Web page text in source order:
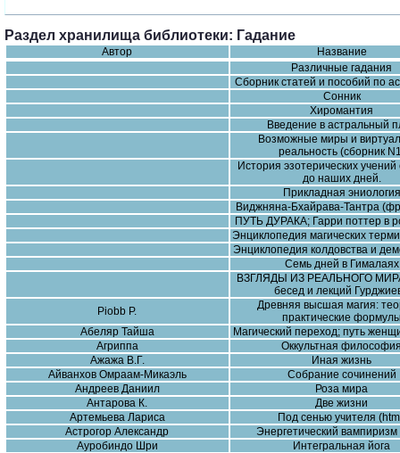
Раздел хранилища библиотеки: Гадание
Автор
Название
Различные гадания
Сборник статей и пособий по
Сонник
Хиромантия
Введение в астральный
Возможные миры и
реальность (сборник
История эзотерических
до наших дней.
Прикладная эниология
Виджняна-Бхайрава-Тантра
ПУТЬ ДУРАКА; Гарри поттер в
Энциклопедия магических
Энциклопедия колдовства и
Семь дней в Гималаях
ВЗГЛЯДЫ ИЗ РЕАЛЬНОГО
бесед и лекций
Piobb P.
Древняя высшая магия:
практические
Абеляр Тайша
Магический переход; путь
Агриппа
Оккультная
Ажажа В.Г.
Иная жизнь
Айванхов Омраам-Микаэль
Собрание сочинений
Андреев Даниил
Роза мира
Антарова К.
Две жизни
Артемьева Лариса
Под сенью учителя
Астрогор Александр
Энергетический вампиризм
Ауробиндо Шри
Интегральная йога